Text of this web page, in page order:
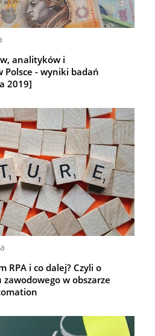
analityków i
Polsce - wyniki badań
2019]
RPA i co dalej? Czyli o
w obszarze